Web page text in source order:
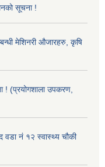
सूचना !
मेशिनरी औजारहरु, कृषि
! (प्रयोगशाला उपकरण,
वडा नं १२ स्वास्थ्य चौकी